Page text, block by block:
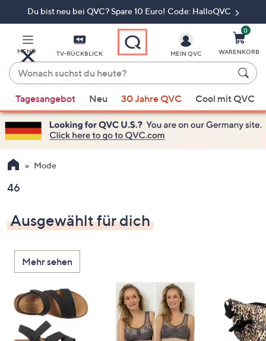
Du bist neu bei QVC? Spare 10 Euro! Code: HalloQVC
MENÜ TV-RÜCKBLICK
Wonach
suchst
du
heute?
Vorschläge
verfügbar
sind,
verwenden
Sie
Pfeiltasten
oben
und
nach
unten
oder
wischen
Sie
Touch-
MEIN QVC
0
WARENKORB
Tagesangebot Neu 30 Jahre QVC Cool mit QVC
Mode
46
Ausgewählt für dich
Mehr sehen